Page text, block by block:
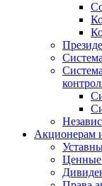
Акционерам
Ценные